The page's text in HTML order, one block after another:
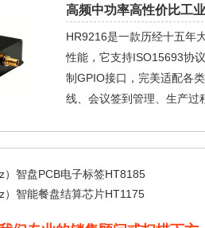
高频中功率高性价比工
HR9216是一款历经十五年
性能，它支持ISO15693协
制GPIO接口，完美适配各
线、会议签到管理、生产过
）智盘PCB电子标签HT8185
）智能餐盘结算芯片HT1175